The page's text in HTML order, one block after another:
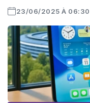
23/06/2025 À 06:30